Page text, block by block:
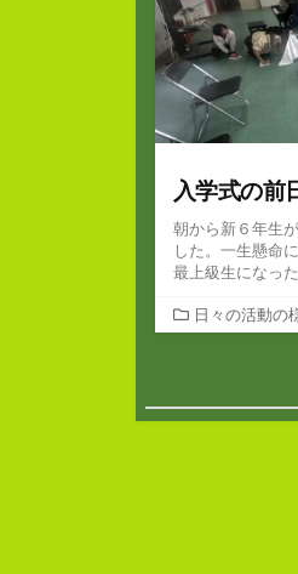
入学式の前
朝から新６年生
した。一生懸命
最上級生になっ
カ
テ
ー
日々の活動の
稿